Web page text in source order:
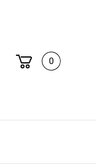
0